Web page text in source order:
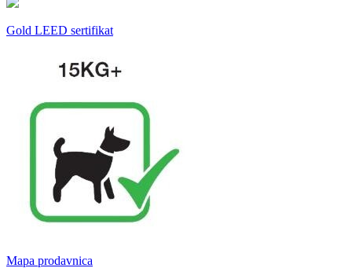
Gold LEED sertifikat
Mapa prodavnica